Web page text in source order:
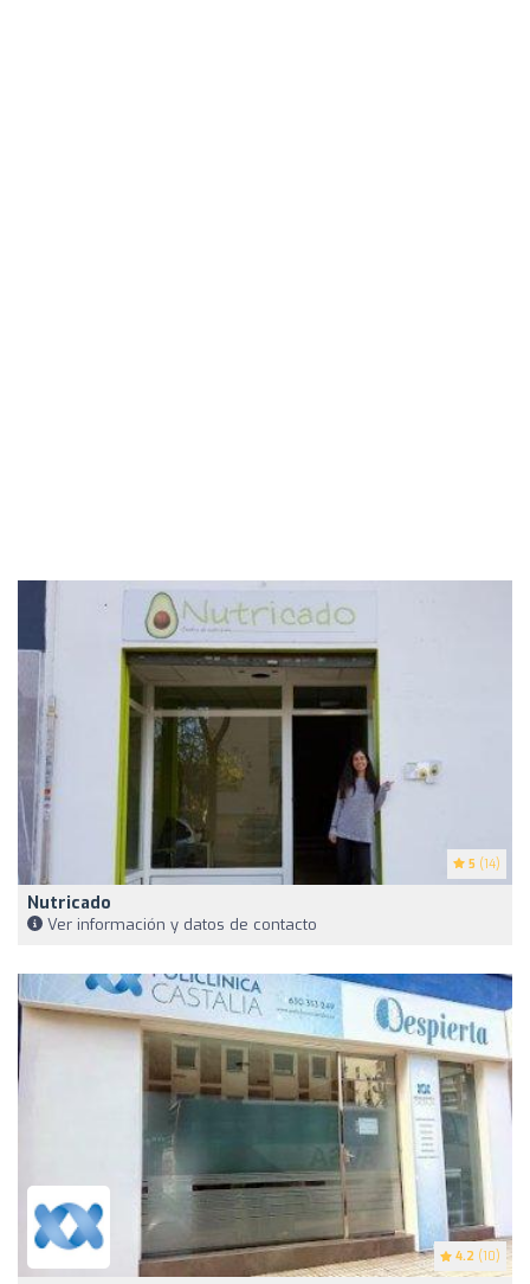
5 (14)
Nutricado
Ver información y datos de contacto
4.2 (10)